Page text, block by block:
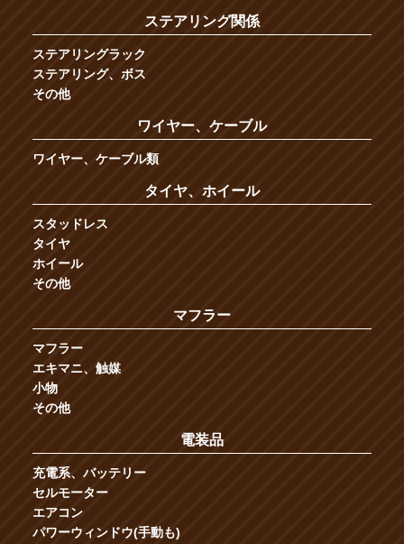
ステアリング関係
ステアリングラック
ステアリング、ボス
その他
ワイヤー、ケーブル
ワイヤー、ケーブル類
タイヤ、ホイール
スタッドレス
タイヤ
ホイール
その他
マフラー
マフラー
エキマニ、触媒
小物
その他
電装品
充電系、バッテリー
セルモーター
エアコン
パワーウィンドウ(手動も)